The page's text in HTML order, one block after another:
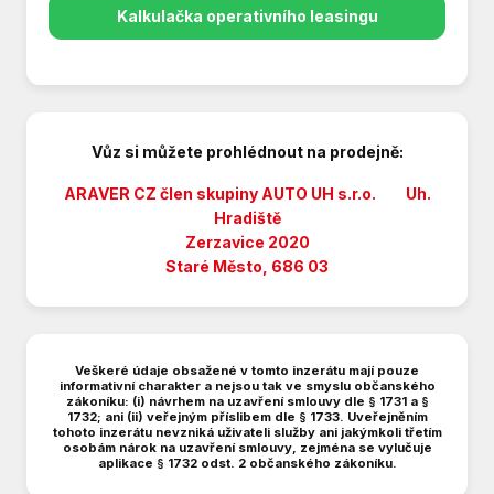
Hlídání jízdního pruhu
Imobilizér
LED denní svícení
Multifunkční volant
Nouzové brzdění (PEBS)
Parkovací asistent
Parkovací kamera
Parkovací senzory přední
Parkovací senzory zadní
Plní 'EURO VI'
Kalkulačka operativního leasingu
Vůz si můžete prohlédnout na prodejně:
ARAVER CZ člen skupiny AUTO UH s.r.o. Uh.
Hradiště
Zerzavice 2020
Staré Město, 686 03
Veškeré údaje obsažené v tomto inzerátu mají pouze
informativní charakter a nejsou tak ve smyslu občanského
zákoníku: (i) návrhem na uzavření smlouvy dle § 1731 a §
1732; ani (ii) veřejným příslibem dle § 1733. Uveřejněním
tohoto inzerátu nevzniká uživateli služby ani jakýmkoli třetím
osobám nárok na uzavření smlouvy, zejména se vylučuje
aplikace § 1732 odst. 2 občanského zákoníku.